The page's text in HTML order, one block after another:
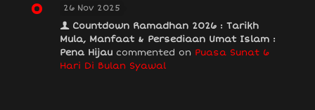
26 Nov 2025
Countdown Ramadhan 2026 : Tarikh
Mula, Manfaat & Persediaan Umat Islam :
Pena Hijau commented on Puasa Sunat 6
Hari Di Bulan Syawal